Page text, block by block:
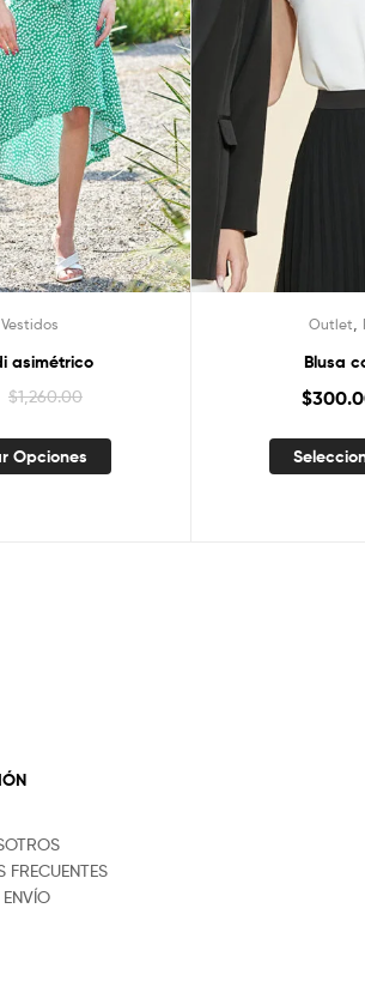
Vestidos
asimétrico
$1,260.00
Opciones
Outlet
Blusa
$
FRECUENTES